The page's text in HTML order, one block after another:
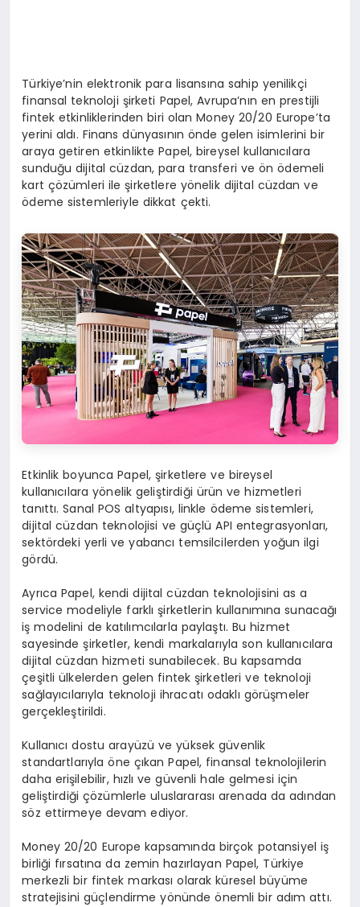
Türkiye’nin elektronik para lisansına sahip yenilikçi
finansal teknoloji şirketi Papel, Avrupa’nın en prestijli
fintek etkinliklerinden biri olan Money 20/20 Europe’ta
yerini aldı. Finans dünyasının önde gelen isimlerini bir
araya getiren etkinlikte Papel, bireysel kullanıcılara
sunduğu dijital cüzdan, para transferi ve ön ödemeli
kart çözümleri ile şirketlere yönelik dijital cüzdan ve
ödeme sistemleriyle dikkat çekti.
Etkinlik boyunca Papel, şirketlere ve bireysel
kullanıcılara yönelik geliştirdiği ürün ve hizmetleri
tanıttı. Sanal POS altyapısı, linkle ödeme sistemleri,
dijital cüzdan teknolojisi ve güçlü API entegrasyonları,
sektördeki yerli ve yabancı temsilcilerden yoğun ilgi
gördü.
Ayrıca Papel, kendi dijital cüzdan teknolojisini as a
service modeliyle farklı şirketlerin kullanımına sunacağı
iş modelini de katılımcılarla paylaştı. Bu hizmet
sayesinde şirketler, kendi markalarıyla son kullanıcılara
dijital cüzdan hizmeti sunabilecek. Bu kapsamda
çeşitli ülkelerden gelen fintek şirketleri ve teknoloji
sağlayıcılarıyla teknoloji ihracatı odaklı görüşmeler
gerçekleştirildi.
Kullanıcı dostu arayüzü ve yüksek güvenlik
standartlarıyla öne çıkan Papel, finansal teknolojilerin
daha erişilebilir, hızlı ve güvenli hale gelmesi için
geliştirdiği çözümlerle uluslararası arenada da adından
söz ettirmeye devam ediyor.
Money 20/20 Europe kapsamında birçok potansiyel iş
birliği fırsatına da zemin hazırlayan Papel, Türkiye
merkezli bir fintek markası olarak küresel büyüme
stratejisini güçlendirme yönünde önemli bir adım attı.